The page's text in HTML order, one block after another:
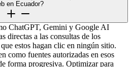
en Ecuador?
ChatGPT, Gemini y Google AI
directas a las consultas de los
estos hagan clic en ningún sitio.
como fuentes autorizadas en esos
forma progresiva. Optimizar para